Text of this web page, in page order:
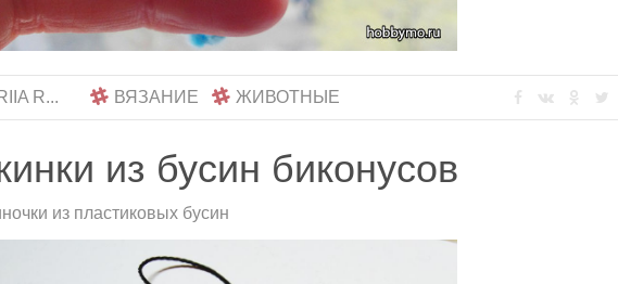
R... ВЯЗАНИЕ ЖИВОТНЫЕ
из бусин биконусов
из пластиковых бусин